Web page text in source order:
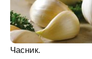
Часник.